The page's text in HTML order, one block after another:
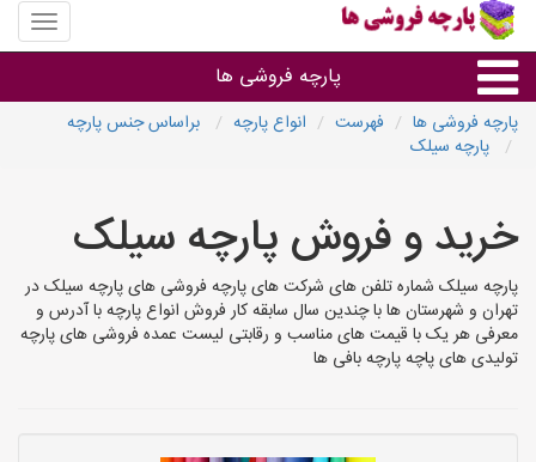
منوی
سایت
فروشی
پارچه فروشی ها
پارچه براساس رنگ طرح و کاربرد
پارچه فروشی های هر شهر
پارچه فروشی ها فهرست انواع پارچه
براساس جنس پارچه
پارچه سیلک
خرید و فروش پارچه سیلک
پارچه سیلک شماره تلفن های شرکت های پارچه فروشی های پارچه سیلک در
تهران و شهرستان ها با چندین سال سابقه کار فروش انواع پارچه با آدرس و
معرفی هر یک با قیمت های مناسب و رقابتی لیست عمده فروشی های پارچه
تولیدی های پاچه پارچه بافی ها